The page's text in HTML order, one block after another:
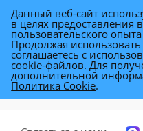
Бегония Адония
Каталог - Растения -
Данный веб-сайт
в целях предоставления
пользовательского
Продолжая
соглашаетесь с
cookie-файлов. Для
дополнительной
Политика Cookie.